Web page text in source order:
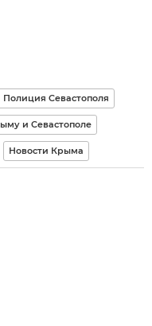
Полиция Севастополя
и Севастополе
Новости Крыма